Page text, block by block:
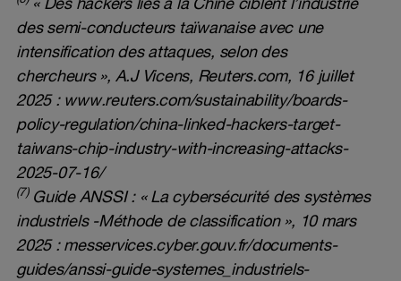
des semi-conducteurs taïwanaise avec une
intensification des attaques, selon des
chercheurs », A.J Vicens, Reuters.com, 16 juillet
2025 : www.reuters.com/sustainability/boards-
policy-regulation/china-linked-hackers-target-
taiwans-chip-industry-with-increasing-attacks-
2025-07-16/
(7)Guide ANSSI : « La cybersécurité des systèmes
industriels -Méthode de classification », 10 mars
2025 :messervices.cyber.gouv.fr/documents-
guides/anssi-guide-systemes_industriels-